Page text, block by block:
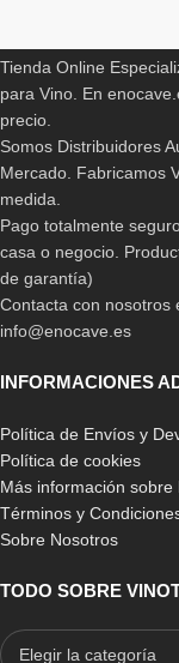
montados y
cual
tanto
características
se
Para poder
nos bastará con
vinos que solo
el corcho de la
Hay quienes se
mientras que hay
muebles para
conservar distintas
Tienda Online
para Vino. En
precio.
Somos Distribuidores
Mercado. Fabricamos
medida.
Pago totalmente
casa o negocio.
de garantía)
Contacta con nosotros
info@enocave.es
INFORMACIONES
Política de Envíos y
Política de cookies
Más información sobre
Términos y
Sobre Nosotros
TODO SOBRE